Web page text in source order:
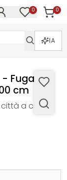
0 0
IA
Fuga
cm
città a casa